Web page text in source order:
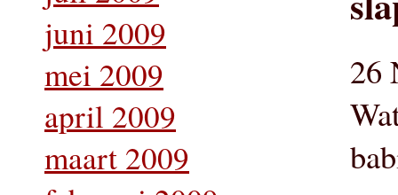
juni 2009
mei 2009
april 2009
maart 2009
26